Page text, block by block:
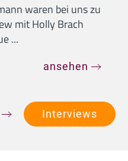
waren bei uns zu
mit Holly Brach
...
ansehen
Interviews